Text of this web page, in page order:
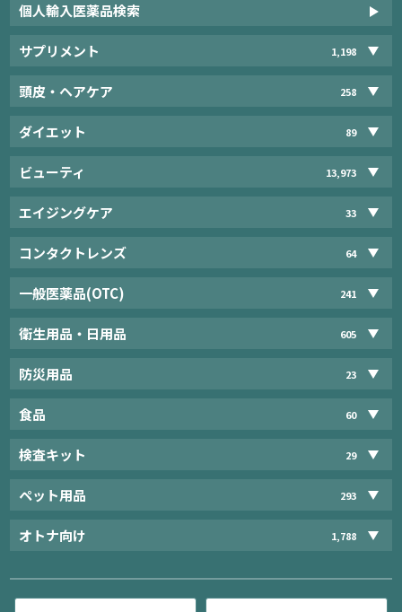
個人輸入医薬品検索
サプリメント 1,198
頭皮・ヘアケア 258
ダイエット 89
ビューティ 13,973
エイジングケア 33
コンタクトレンズ 64
一般医薬品(OTC) 241
衛生用品・日用品 605
防災用品 23
食品 60
検査キット 29
ペット用品 293
オトナ向け 1,788